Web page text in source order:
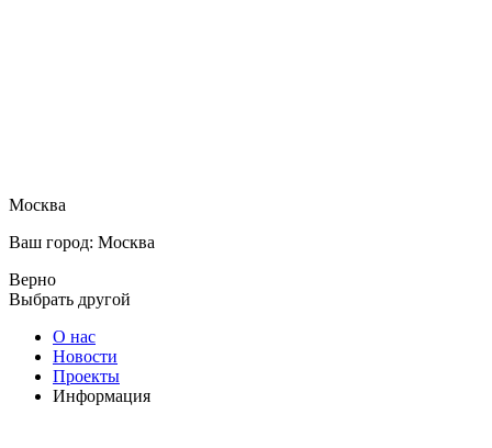
Москва
Ваш город: Москва
Верно
Выбрать другой
О нас
Новости
Проекты
Информация